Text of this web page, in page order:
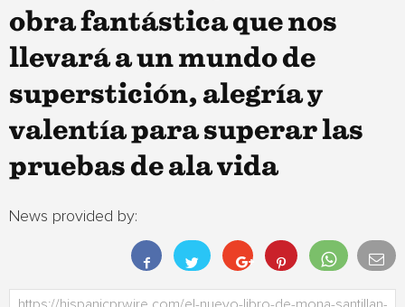
obra fantástica que nos
llevará a un mundo de
superstición, alegría y
valentía para superar las
pruebas de ala vida
News provided by: